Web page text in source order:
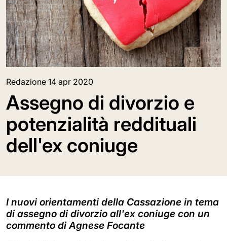
Redazione 14 apr 2020
Assegno di divorzio e
potenzialità reddituali
dell'ex coniuge
I nuovi orientamenti della Cassazione in tema
di assegno di divorzio all'ex coniuge con un
commento di Agnese Focante